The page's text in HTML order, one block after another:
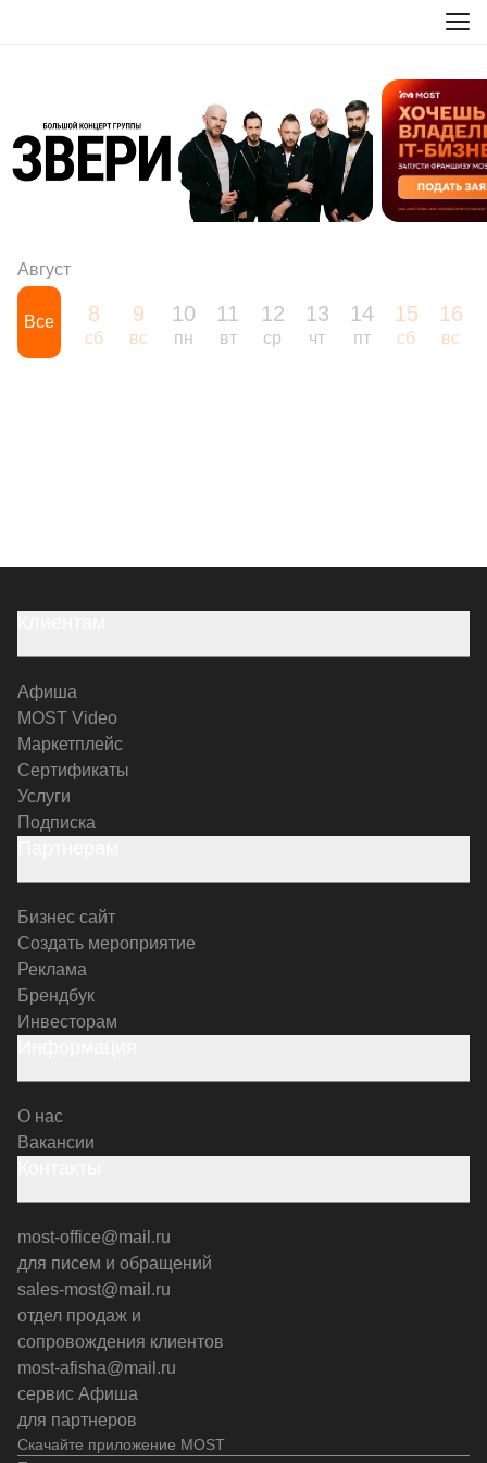
Все
Август
8
сб
9
вс
10
пн
11
вт
12
ср
13
чт
14
пт
15
сб
16
вс
Скачайте приложение MOST
Афиша
MOST Video
Маркетплейс
Сертификаты
Услуги
Подписка
Бизнес сайт
Создать мероприятие
Реклама
Брендбук
Инвесторам
О нас
Вакансии
most-office@mail.ru
для писем и обращений
sales-most@mail.ru
отдел продаж и
сопровождения клиентов
most-afisha@mail.ru
сервис Афиша
для партнеров